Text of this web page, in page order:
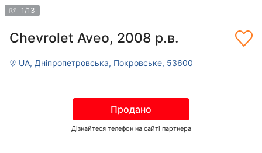
1 /13
Chevrolet Aveo, 2008 р.в.
UA, Дніпропетровська, Покровське, 53600
Продано
Дізнайтеся телефон на сайті партнера